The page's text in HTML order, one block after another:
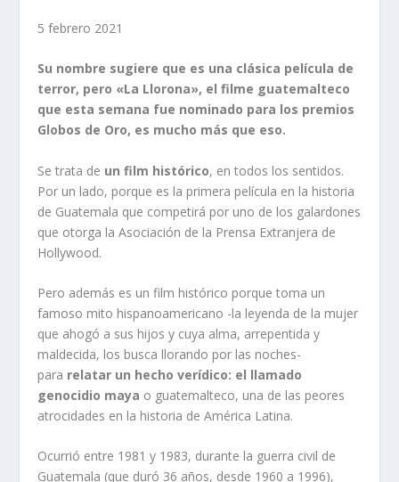
5 febrero 2021
Su nombre sugiere que es una clásica película de
terror, pero «La Llorona», el filme guatemalteco
que esta semana fue nominado para los premios
Globos de Oro, es mucho más que eso.
Se trata de un film histórico, en todos los sentidos.
Por un lado, porque es la primera película en la historia
de Guatemala que competirá por uno de los galardones
que otorga la Asociación de la Prensa Extranjera de
Hollywood.
Pero además es un film histórico porque toma un
famoso mito hispanoamericano -la leyenda de la mujer
que ahogó a sus hijos y cuya alma, arrepentida y
maldecida, los busca llorando por las noches-
para relatar un hecho verídico: el llamado
genocidio maya o guatemalteco, una de las peores
atrocidades en la historia de América Latina.
Ocurrió entre 1981 y 1983, durante la guerra civil de
Guatemala (que duró 36 años, desde 1960 a 1996),